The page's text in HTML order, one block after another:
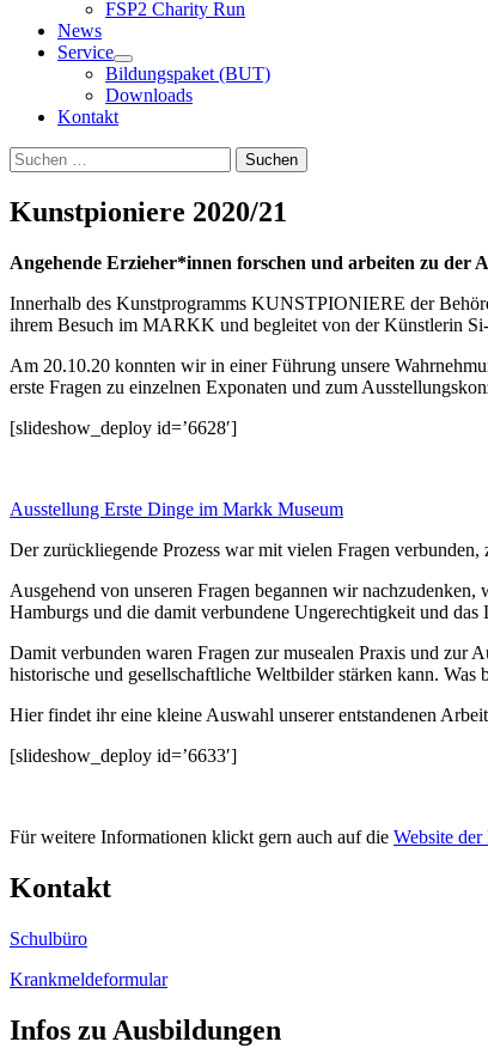
FSP2 Charity Run
News
Service
Bildungspaket (BUT)
Downloads
Kontakt
Suchen
Suchen
nach:
Kunstpioniere 2020/21
Angehende Erzieher*innen forschen und arbeiten zu
Innerhalb des Kunstprogramms KUNSTPIONIERE der
ihrem Besuch im MARKK und begleitet von der Künstlerin
Am 20.10.20 konnten wir in einer Führung unsere
erste Fragen zu einzelnen Exponaten und zum
[slideshow_deploy id=’6628′]
Ausstellung Erste Dinge im Markk Museum
Der zurückliegende Prozess war mit vielen Fragen
Ausgehend von unseren Fragen begannen wir
Hamburgs und die damit verbundene Ungerechtigkeit und das
Damit verbunden waren Fragen zur musealen Praxis und zur
historische und gesellschaftliche Weltbilder stärken kann.
Hier findet ihr eine kleine Auswahl unserer entstandenen
[slideshow_deploy id=’6633′]
Für weitere Informationen klickt gern auch auf die Website
Kontakt
Schulbüro
Krankmeldeformular
Infos zu Ausbildungen